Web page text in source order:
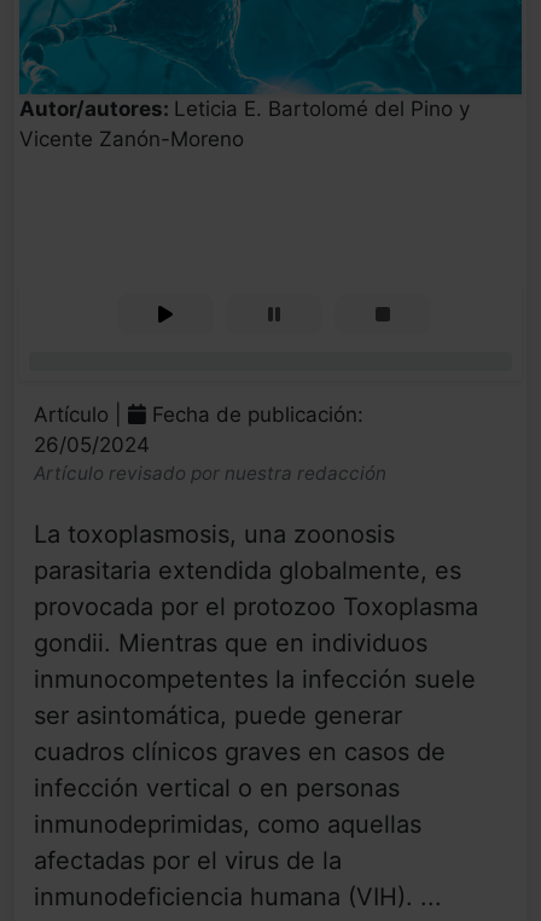
Autor/autores: Leticia E. Bartolomé del Pino y
Vicente Zanón-Moreno
Artículo |
Fecha de publicación:
26/05/2024
Artículo revisado por nuestra redacción
La toxoplasmosis, una zoonosis
parasitaria extendida globalmente, es
provocada por el protozoo Toxoplasma
gondii. Mientras que en individuos
inmunocompetentes la infección suele
ser asintomática, puede generar
cuadros clínicos graves en casos de
infección vertical o en personas
inmunodeprimidas, como aquellas
afectadas por el virus de la
inmunodeficiencia humana (VIH). ...